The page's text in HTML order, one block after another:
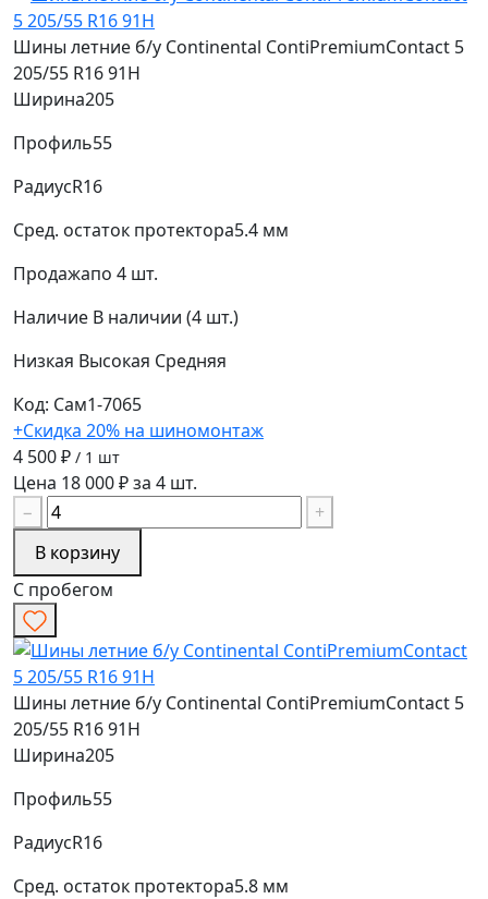
Шины летние б/у Continental ContiPremiumContact 5
205/55 R16 91H
Ширина205
Профиль55
РадиусR16
Сред. остаток протектора5.4 мм
Продажапо 4 шт.
Наличие В наличии (4 шт.)
Низкая Высокая Средняя
Код: Сам1-7065
+Скидка 20% на шиномонтаж
4 500 ₽ / 1 шт
Цена 18 000 ₽ за 4 шт.
−
+
В корзину
С пробегом
Шины летние б/у Continental ContiPremiumContact 5
205/55 R16 91H
Ширина205
Профиль55
РадиусR16
Сред. остаток протектора5.8 мм